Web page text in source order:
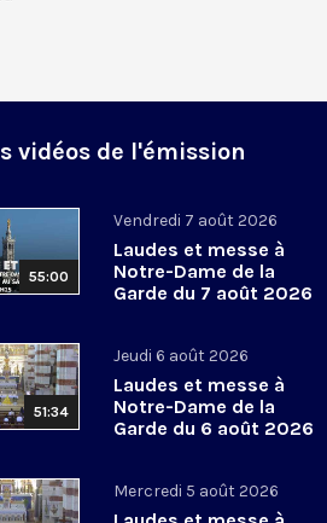
vidéos de l'émission
55:00
Vendredi 7 août 2026
Laudes et messe à
Notre-Dame de la
Garde du 7 août 2026
51:34
Jeudi 6 août 2026
Laudes et messe à
Notre-Dame de la
Garde du 6 août 2026
Mercredi 5 août 2026